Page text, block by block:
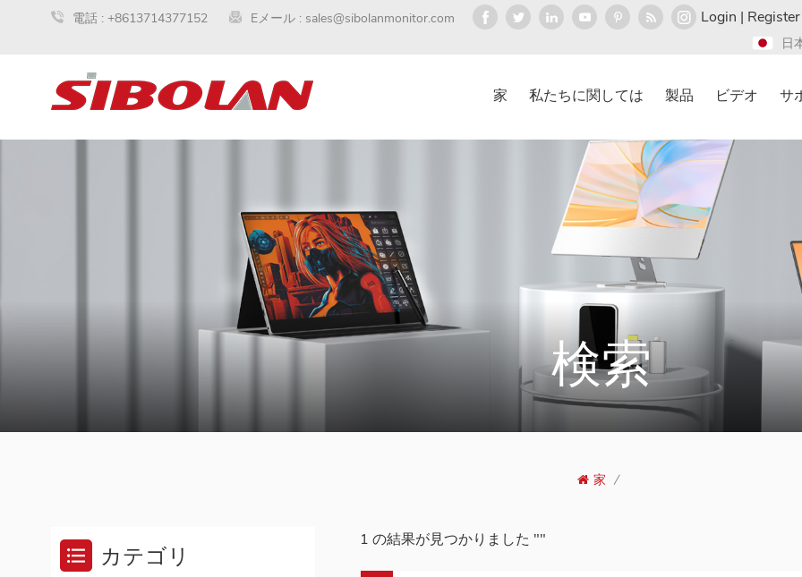
電話 : +8613714377152 Eメール : sales@sibolanmonitor.com Login | Register
日
家 私たちに関しては 製品 ビデオ サ
検索
家 /
1 の結果が見つかりました ""
カテゴリ